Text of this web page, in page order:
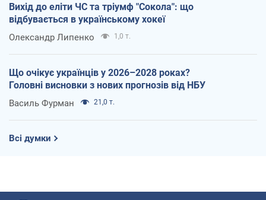
Вихід до еліти ЧС та тріумф "Сокола": що
відбувається в українському хокеї
Олександр Липенко 1,0 т.
Що очікує українців у 2026–2028 роках?
Головні висновки з нових прогнозів від НБУ
Василь Фурман 21,0 т.
Всі думки